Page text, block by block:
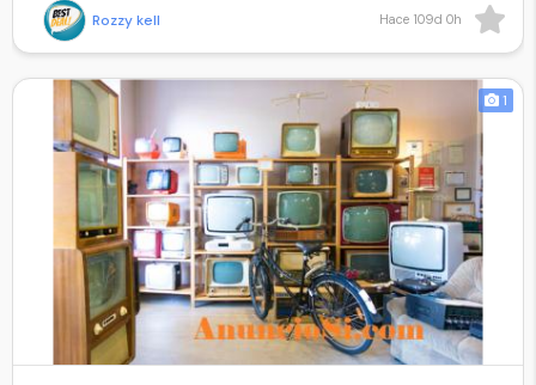
Rozzy kell Hace 109d 0h
1